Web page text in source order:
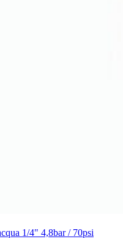
1/4" 4,8bar / 70psi